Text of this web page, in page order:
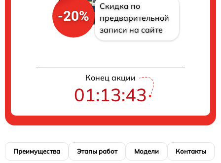
-20%
Скидка по
предварительной
записи на сайте
Конец акции
01:13:42
Преимущества Этапы работ Модели Контакты